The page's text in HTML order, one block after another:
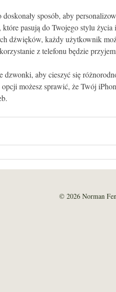
sposób, aby
pasują do Twojego stylu
dźwięków, każdy użytkownik
z telefonu będzie
dzwonki, aby cieszyć się
możesz sprawić, że Twój
© 2026 Norman